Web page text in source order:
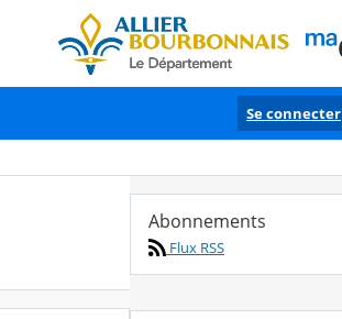
Se connecter
Abonnements
Flux RSS